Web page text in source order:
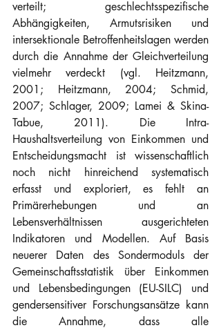
verteilt; geschlechtsspezifische
Abhängigkeiten, Armutsrisiken und
intersektionale Betroffenheitslagen werden
durch die Annahme der Gleichverteilung
vielmehr verdeckt (vgl. Heitzmann,
2001; Heitzmann, 2004; Schmid,
2007; Schlager, 2009; Lamei & Skina-
Tabue, 2011). Die Intra-
Haushaltsverteilung von Einkommen und
Entscheidungsmacht ist wissenschaftlich
noch nicht hinreichend systematisch
erfasst und exploriert, es fehlt an
Primärerhebungen und an
Lebensverhältnissen ausgerichteten
Indikatoren und Modellen. Auf Basis
neuerer Daten des Sondermoduls der
Gemeinschaftsstatistik über Einkommen
und Lebensbedingungen (EU-SILC) und
gendersensitiver Forschungsansätze kann
die Annahme, dass alle